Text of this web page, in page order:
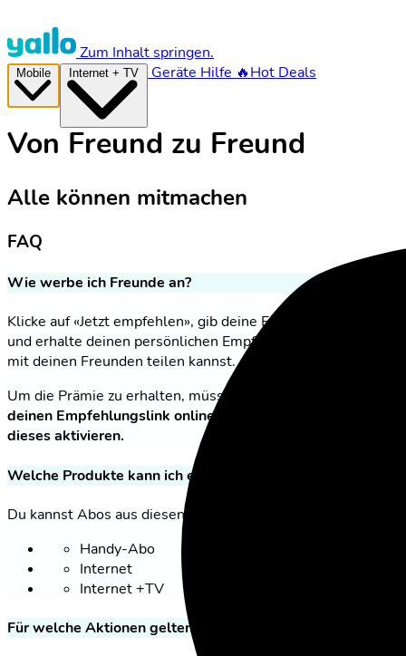
Zum Inhalt springen.
Geräte Hilfe 🔥Hot Deals
Von Freund zu Freund
Alle können mitmachen
FAQ
Wie werbe ich Freunde an?
Klicke auf «Jetzt empfehlen», gib deine E-Mail-Adresse ein
und erhalte deinen persönlichen Empfehlungslink, den du
mit deinen Freunden teilen kannst.
Um die Prämie zu erhalten, müssen deine Freunde
deinen Empfehlungslink online ein Abo abschliessen und
dieses aktivieren.
Welche Produkte kann ich empfehlen?
Du kannst Abos aus diesen Kategorien empfehlen:
Handy-Abo
Internet
Internet +TV
Für welche Aktionen gelten die Empfehlungsprämien?